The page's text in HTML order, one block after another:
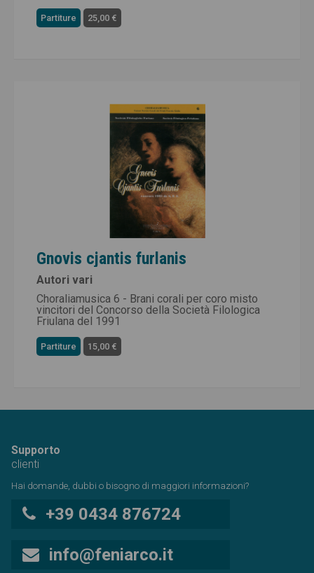
Partiture 25,00 €
Gnovis cjantis furlanis
Autori vari
Choraliamusica 6 - Brani corali per coro misto
vincitori del Concorso della Società Filologica
Friulana del 1991
Partiture 15,00 €
Supporto
clienti
Hai domande, dubbi o bisogno di maggiori informazioni?
+39 0434 876724
info@feniarco.it